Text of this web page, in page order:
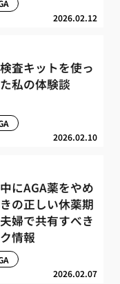
2026.02.12
査キットを使っ
私の体験談
2026.02.10
にAGA薬をやめ
の正しい休薬期
婦で共有すべき
情報
2026.02.07